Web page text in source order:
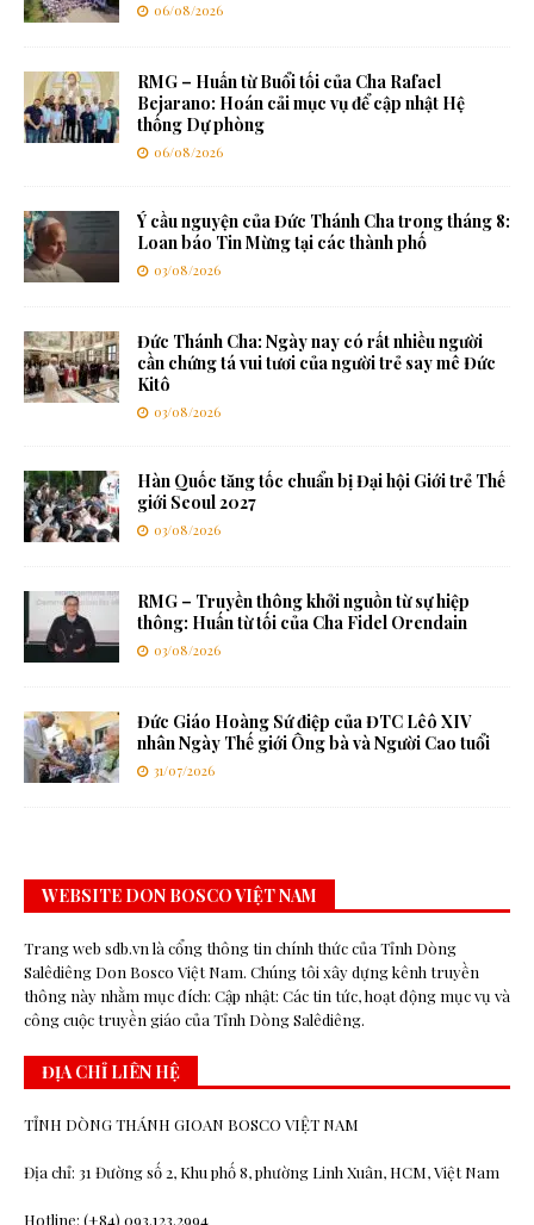
06/08/2026
RMG – Huấn từ Buổi tối của Cha Rafael
Bejarano: Hoán cải mục vụ để cập nhật Hệ
thống Dự phòng
06/08/2026
Ý cầu nguyện của Đức Thánh Cha trong tháng 8:
Loan báo Tin Mừng tại các thành phố
03/08/2026
Đức Thánh Cha: Ngày nay có rất nhiều người
cần chứng tá vui tươi của người trẻ say mê Đức
Kitô
03/08/2026
Hàn Quốc tăng tốc chuẩn bị Đại hội Giới trẻ Thế
giới Seoul 2027
03/08/2026
RMG – Truyền thông khởi nguồn từ sự hiệp
thông: Huấn từ tối của Cha Fidel Orendain
03/08/2026
Đức Giáo Hoàng Sứ điệp của ĐTC Lêô XIV
nhân Ngày Thế giới Ông bà và Người Cao tuổi
31/07/2026
WEBSITE DON BOSCO VIỆT NAM
Trang web sdb.vn là cổng thông tin chính thức của Tỉnh Dòng
Salêdiêng Don Bosco Việt Nam. Chúng tôi xây dựng kênh truyền
thông này nhằm mục đích: Cập nhật: Các tin tức, hoạt động mục vụ và
công cuộc truyền giáo của Tỉnh Dòng Salêdiêng.
ĐỊA CHỈ LIÊN HỆ
TỈNH DÒNG THÁNH GIOAN BOSCO VIỆT NAM
Địa chỉ: 31 Đường số 2, Khu phố 8, phường Linh Xuân, HCM, Việt Nam
Hotline: (+84) 093.123.2994